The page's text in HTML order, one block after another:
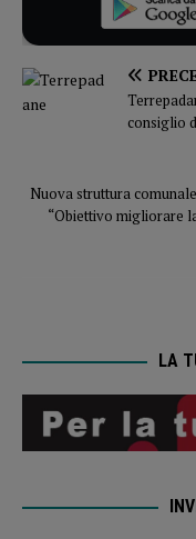
consiglio
Nuova struttura
“Obiettivo migliorare
LA